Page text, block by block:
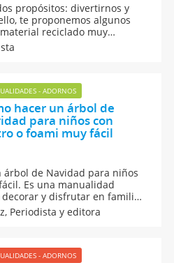
propósitos: divertirnos y
te proponemos algunos
reciclado muy
hacer con los niños. Se
recicladas y caseras
- ADORNOS
hacer un árbol de
para niños con
o foami muy fácil
de Navidad para niños
Es una manualidad
y disfrutar en familia.
y pasos sencillos para
encantará a los más
Periodista y editora
- ADORNOS